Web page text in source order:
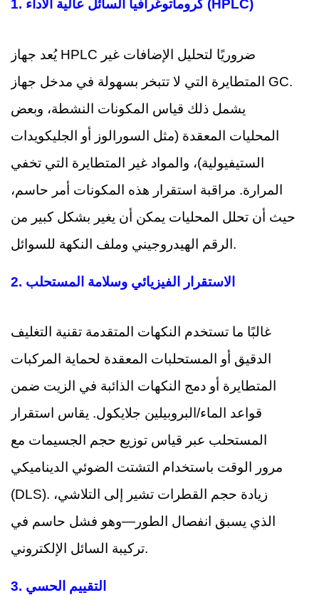
1. كروماتوغرافيا السائل عالية الأداء (HPLC)
يُعد جهاز HPLC ضروريًا لتحليل الإضافات غير
المتطايرة التي لا تتبخر بسهولة في مدخل جهاز GC.
يشمل ذلك قياس المكونات النشطة، وبعض
المحليات المعقدة (مثل السورالوز أو الجليكويدات
الستيفيولية)، والمواد غير المتطايرة التي تخفي
المرارة. مراقبة استقرار هذه المكونات أمر حاسم،
حيث أن تحلل المحليات يمكن أن يغير بشكل كبير من
الرقم الهيدروجيني وملف النكهة للسوائل.
2. الاستقرار الفيزيائي وسلامة المستحلب
غالبًا ما تستخدم النكهات المتقدمة تقنية التغليف
الدقيق أو المستحلبات المعقدة لحماية المركبات
المتطايرة أو دمج النكهات الذائبة في الزيت ضمن
قواعد الماء/البروبيلين جلايكول. يقاس استقرار
المستحلب عبر قياس توزيع حجم الجسيمات مع
مرور الوقت باستخدام التشتت الضوئي الديناميكي
(DLS). زيادة حجم القطرات تشير إلى التلاشي،
الذي يسبق انفصال الطور—وهو فشل حاسم في
تركيبة السائل الإلكتروني.
3. التقييم الحسي